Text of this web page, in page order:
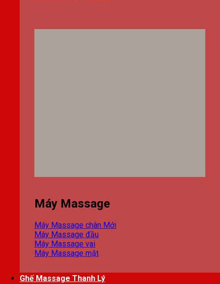
Máy Massage
Máy Massage chân
Máy Massage đầu
Máy Massage vai
Máy Massage mặt
Ghế Massage Thanh Lý